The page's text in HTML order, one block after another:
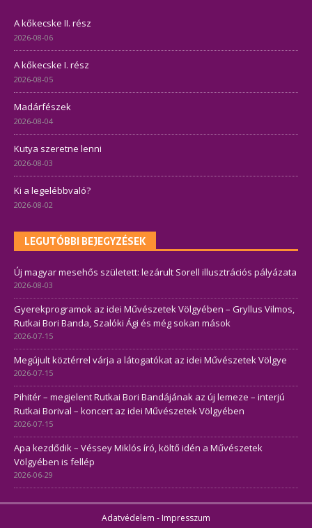
A kőkecske II. rész
2026-08-06
A kőkecske I. rész
2026-08-05
Madárfészek
2026-08-04
Kutya szeretne lenni
2026-08-03
Ki a legelébbvaló?
2026-08-02
LEGUTÓBBI BEJEGYZÉSEK
Új magyar mesehős született: lezárult Sorell illusztrációs pályázata
2026-08-03
Gyerekprogramok az idei Művészetek Völgyében – Gryllus Vilmos,
Rutkai Bori Banda, Szalóki Ági és még sokan mások
2026-07-15
Megújult köztérrel várja a látogatókat az idei Művészetek Völgye
2026-07-15
Pihitér – megjelent Rutkai Bori Bandájának az új lemeze – interjú
Rutkai Borival – koncert az idei Művészetek Völgyében
2026-07-15
Apa kezdődik – Véssey Miklós író, költő idén a Művészetek
Völgyében is fellép
2026-06-29
Adatvédelem - Impresszum